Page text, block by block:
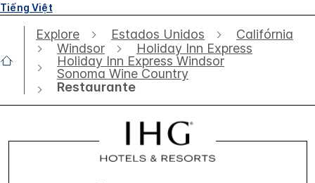
Tiếng Việt
Explore Estados Unidos
Califórnia
Windsor
Holiday Inn Express
Holiday Inn Express Windsor
Sonoma Wine Country
Restaurante